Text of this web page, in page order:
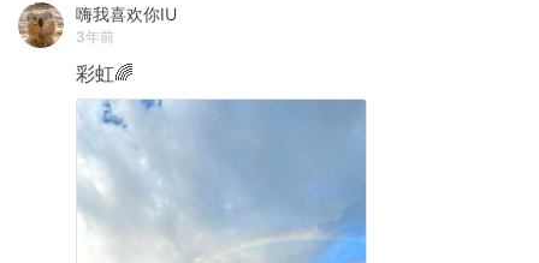
嗨我喜欢你IU
3年前
彩虹🌈